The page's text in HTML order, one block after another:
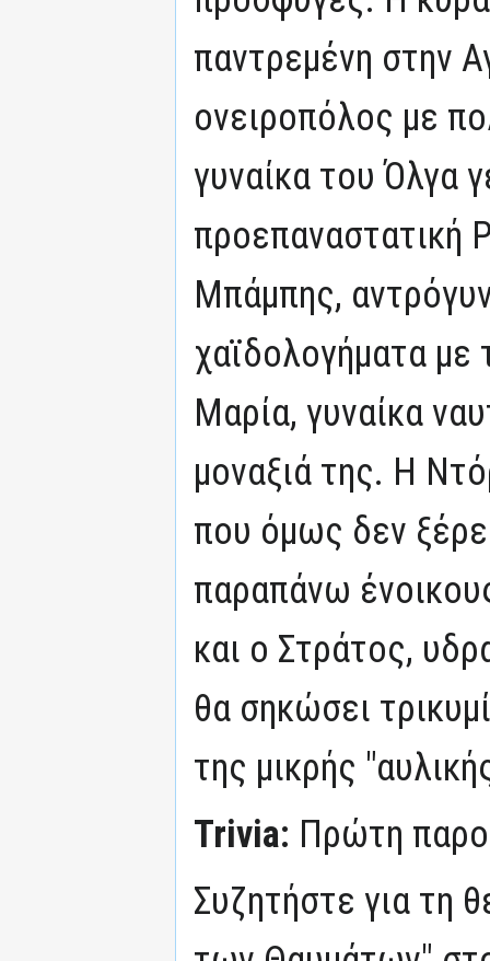
παντρεμένη στην
ονειροπόλος με
γυναίκα του Όλγα
προεπαναστατική
Μπάμπης,
χαϊδολογήματα με
Μαρία, γυναίκα
μοναξιά της. Η
που όμως δεν
παραπάνω
και ο Στράτος,
θα σηκώσει
της μικρής
Trivia: Πρώτη
Συζητήστε για τη